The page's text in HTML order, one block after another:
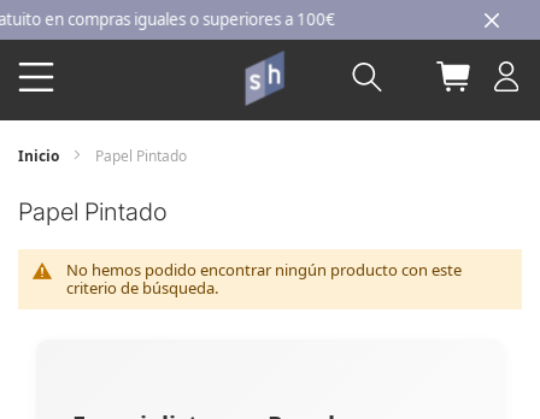
Ir
al
contenido
en compras iguales o superiores a 100€
Buscar Mi
Inicio Papel Pintado
Papel Pintado
No hemos podido encontrar ningún producto con este
criterio de búsqueda.